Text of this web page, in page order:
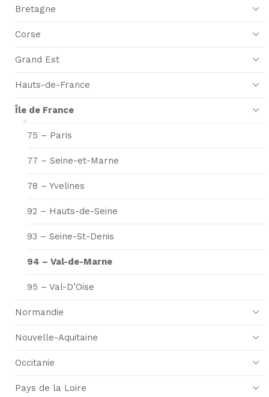
Bretagne
Corse
Grand Est
Hauts-de-France
Île de France
75 – Paris
77 – Seine-et-Marne
78 – Yvelines
92 – Hauts-de-Seine
93 – Seine-St-Denis
94 – Val-de-Marne
95 – Val-D’Oise
Normandie
Nouvelle-Aquitaine
Occitanie
Pays de la Loire